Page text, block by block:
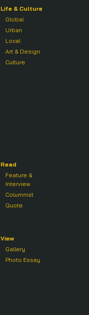
Life & Culture
Global
Urban
Local
Art & Design
Culture
Read
Feature &
Interview
Columnist
Quote
View
Gallery
Photo Essay